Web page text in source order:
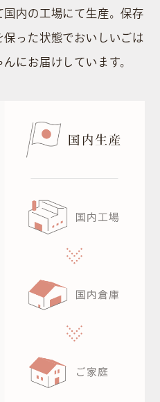
内の⼯場にて⽣産。保存
った状態でおいしいごは
にお届けしています。